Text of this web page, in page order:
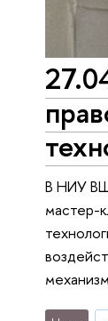
В НИУ
мастер-